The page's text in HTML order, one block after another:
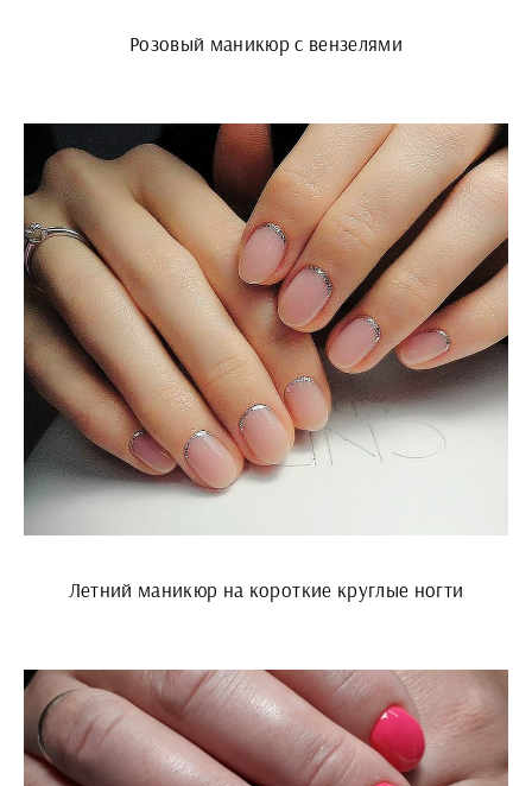
Розовый маникюр с вензелями
Летний маникюр на короткие круглые ногти